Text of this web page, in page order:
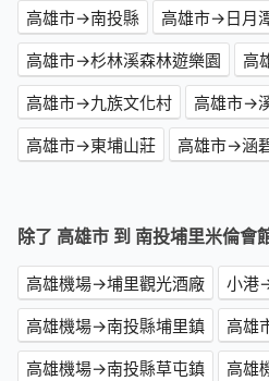
高雄市→南投縣 高雄市→日月
高雄市→杉林溪森林遊樂園
高
高雄市→九族文化村
高雄市→
高雄市→東埔山莊
高雄市→涵
除了 高雄市 到 南投埔里米倫會
高雄機場→埔里觀光酒廠
小港
高雄機場→南投縣埔里鎮
高雄
高雄機場→南投縣草屯鎮
高雄